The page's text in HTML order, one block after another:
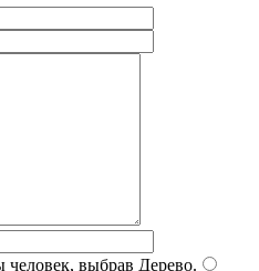
человек, выбрав Дерево.